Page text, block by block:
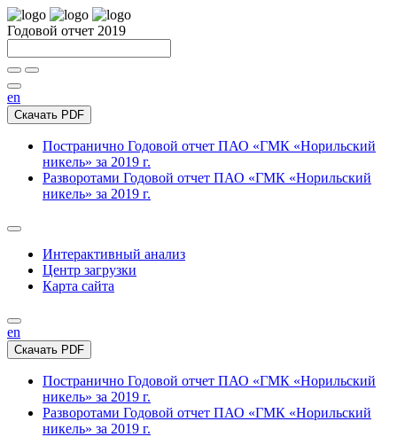
Годовой отчет 2019
en
Скачать PDF
Постранично Годовой отчет ПАО «ГМК «Норильский
никель» за 2019 г.
Разворотами Годовой отчет ПАО «ГМК «Норильский
никель» за 2019 г.
Интерактивный анализ
Центр загрузки
Карта сайта
en
Скачать PDF
Постранично Годовой отчет ПАО «ГМК «Норильский
никель» за 2019 г.
Разворотами Годовой отчет ПАО «ГМК «Норильский
никель» за 2019 г.